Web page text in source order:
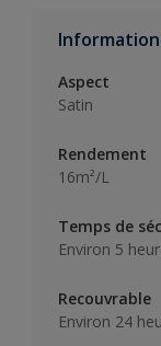
Aspect
Satin
Rendement
16m²/L
Temps de
Environ 5
Recouvrable
Environ 24